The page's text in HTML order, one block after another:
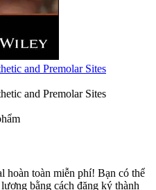
and Premolar Sites
and Premolar Sites
hoàn toàn miễn phí! Bạn có thể
bằng cách đăng ký thành